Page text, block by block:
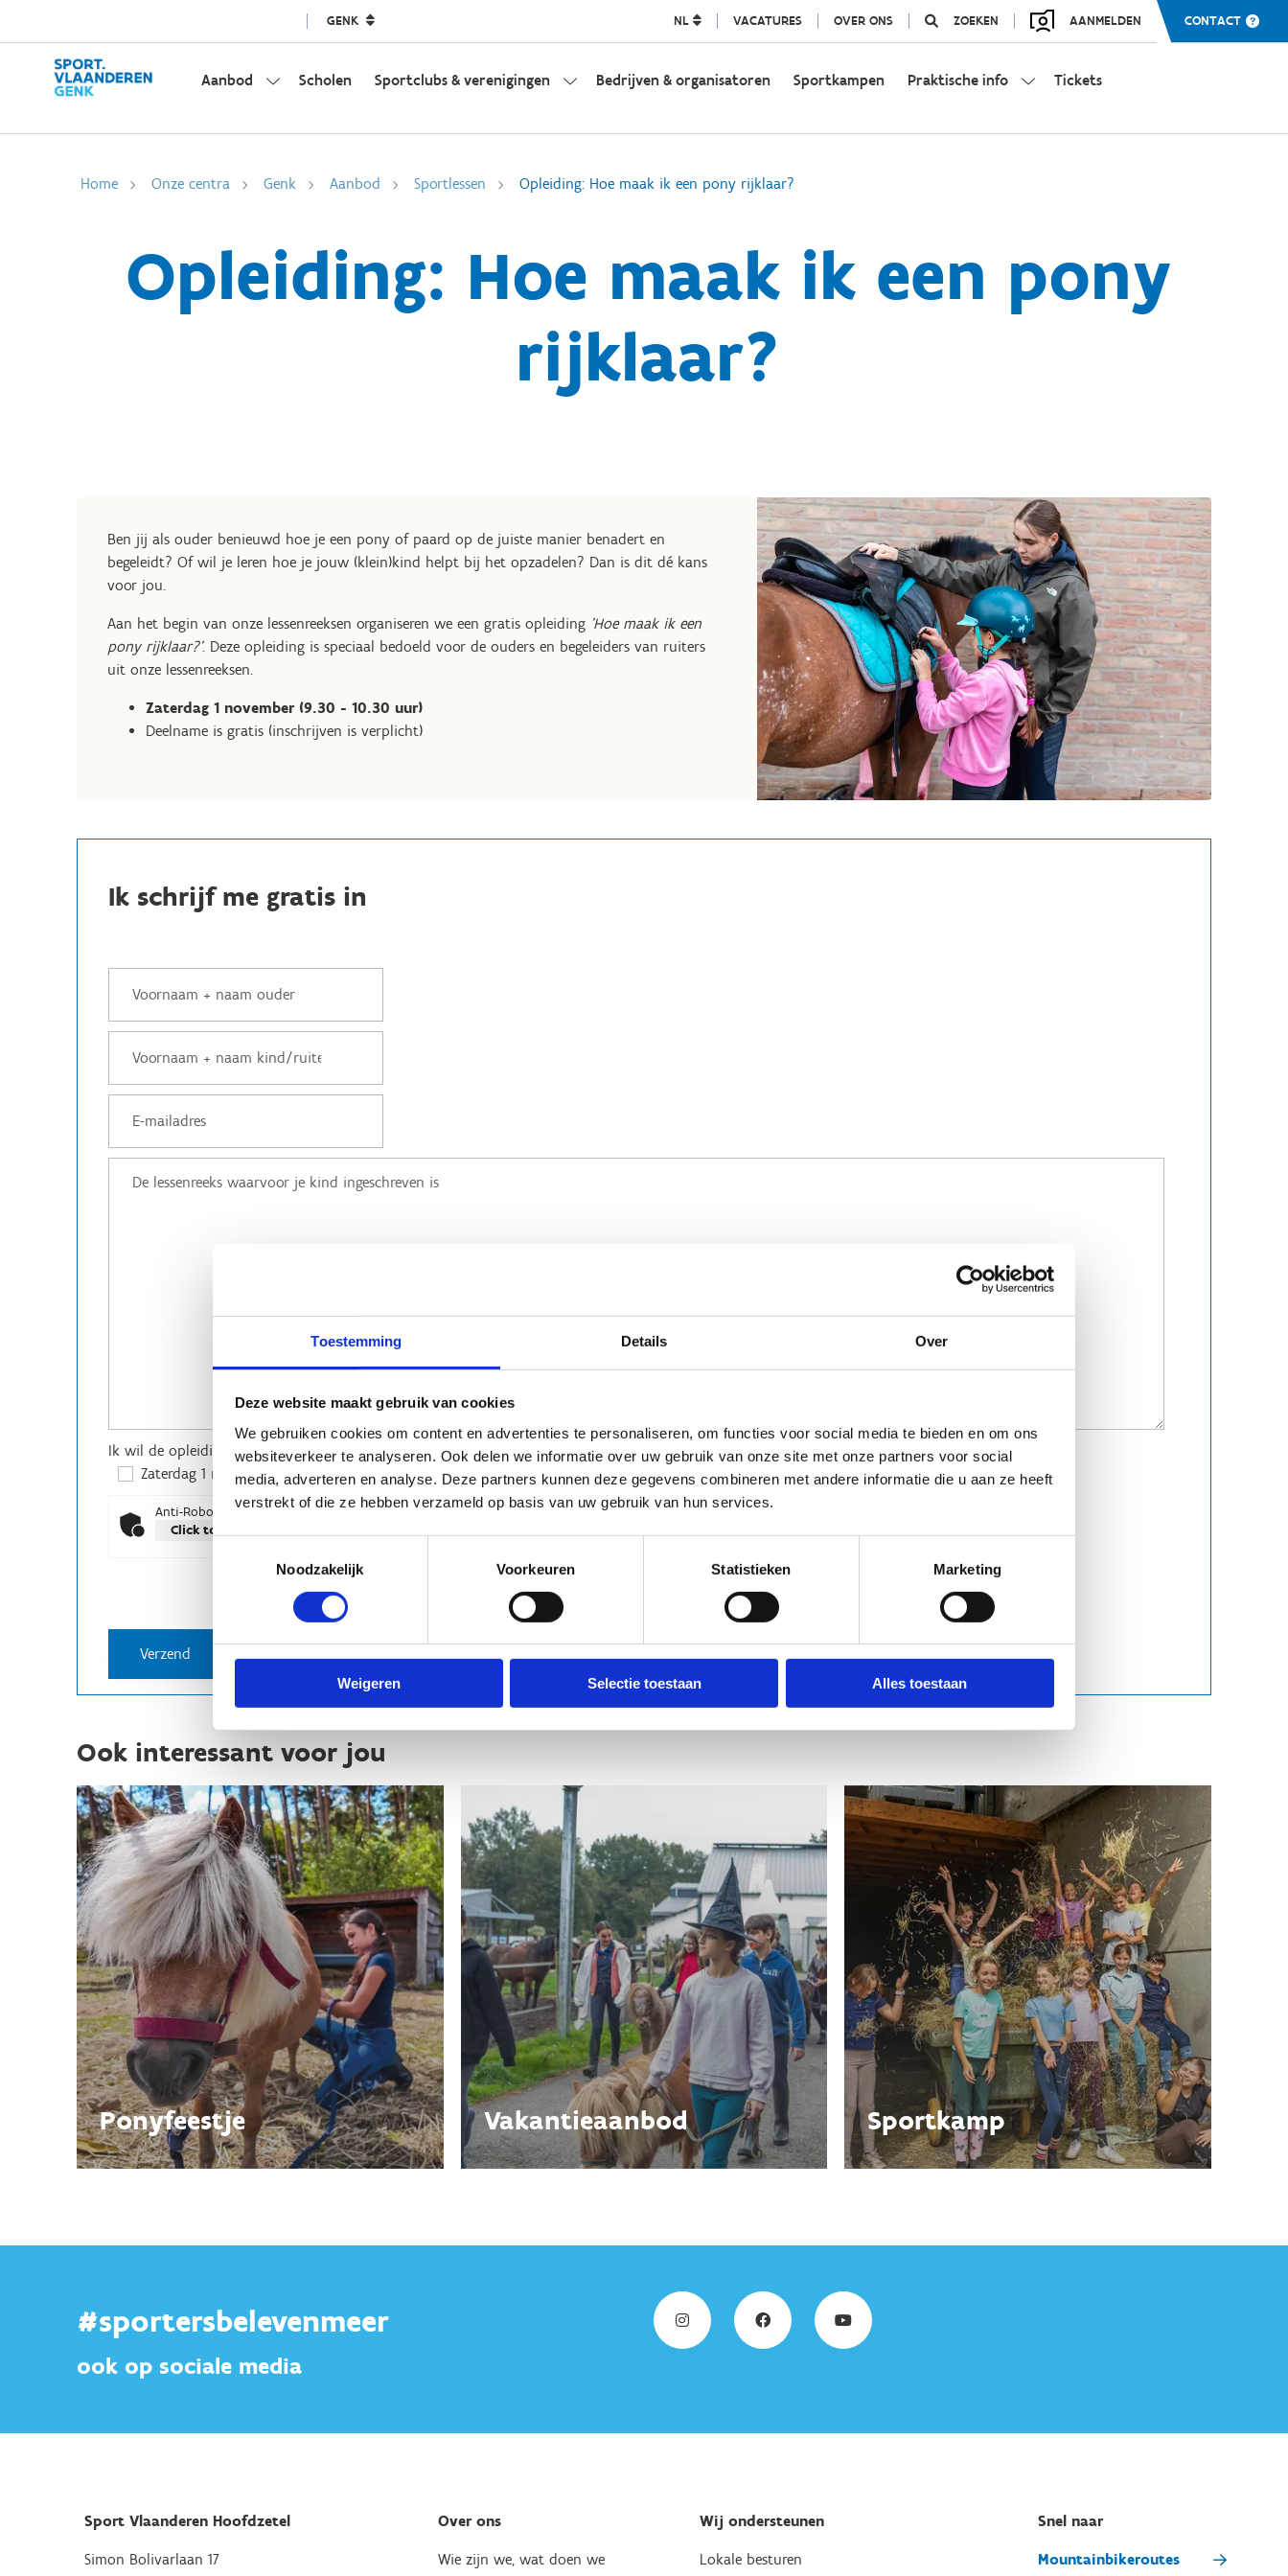
Toestemming Details Over
Deze website maakt gebruik van cookies
We gebruiken cookies om content en advertenties te personaliseren, om functies voor social media te bieden en om ons
websiteverkeer te analyseren. Ook delen we informatie over uw gebruik van onze site met onze partners voor social
media, adverteren en analyse. Deze partners kunnen deze gegevens combineren met andere informatie die u aan ze heeft
verstrekt of die ze hebben verzameld op basis van uw gebruik van hun services.
Noodzakelijk
Voorkeuren Statistieken Marketing
Weigeren Selectie toestaan Alles toestaan
GENK NL VACATURES OVER ONS ZOEKEN AANMELDEN CONTACT
Aanbod Scholen Sportclubs & verenigingen Bedrijven & organisatoren Sportkampen Praktische info Tickets
Home Onze centra Genk Aanbod Sportlessen Opleiding: Hoe maak ik een pony rijklaar?
Opleiding: Hoe maak ik een pony
rijklaar?
Ben jij als ouder benieuwd hoe je een pony of paard op de juiste manier benadert en
begeleidt? Of wil je leren hoe je jouw (klein)kind helpt bij het opzadelen? Dan is dit dé kans
voor jou.
Aan het begin van onze lessenreeksen organiseren we een gratis opleiding 'Hoe maak ik een
pony rijklaar?'. Deze opleiding is speciaal bedoeld voor de ouders en begeleiders van ruiters
uit onze lessenreeksen.
Zaterdag 1 november (9.30 - 10.30 uur)
Deelname is gratis (inschrijven is verplicht)
Ik schrijf me gratis in
Ik wil de opleiding volgen op*
Zaterdag 1 november (9.30 - 10.30 uur)
Anti-Robot Verification
Click to start verification
Ook interessant voor jou
Ponyfeestje Vakantieaanbod Sportkamp
#sportersbelevenmeer
ook op sociale media
Sport Vlaanderen Hoofdzetel
Simon Bolivarlaan 17
Over ons
Wie zijn we, wat doen we
Wij ondersteunen
Lokale besturen
Snel naar
Mountainbikeroutes